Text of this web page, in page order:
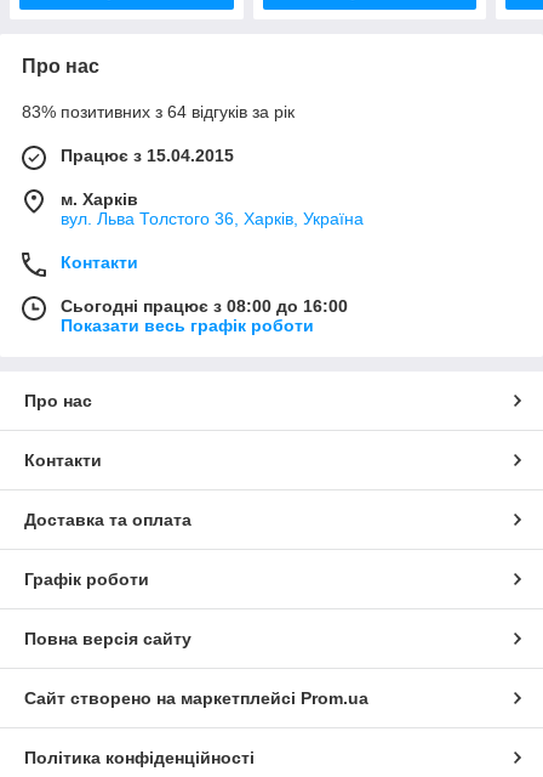
Про нас
83% позитивних з 64 відгуків за рік
Працює з 15.04.2015
м. Харків
вул. Льва Толстого 36, Харків, Україна
Контакти
Сьогодні працює з 08:00 до 16:00
Показати весь графік роботи
Про нас
Контакти
Доставка та оплата
Графік роботи
Повна версія сайту
Сайт створено на маркетплейсі Prom.ua
Політика конфіденційності